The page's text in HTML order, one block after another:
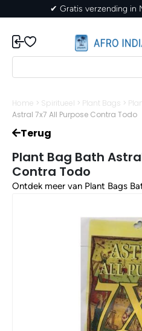
✔ Gratis
Home > Spiritueel > Plant Bags >
Astral 7x7 All Purpose Contra Todo
Terug
Plant Bag Bath
Contra Todo
Ontdek meer van Plant Bags